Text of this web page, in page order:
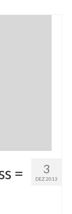
3
DEZ 2013
=